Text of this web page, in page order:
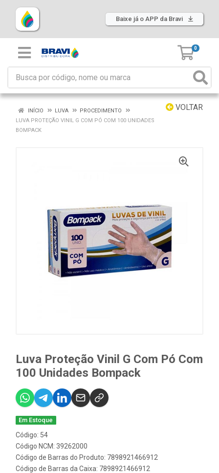
Baixe já o APP da Bravi
0
VOLTAR
INÍCIO LUVA
PROCEDIMENTO
LUVA PROTEÇÃO VINIL G COM PÓ COM 100 UNIDADES
BOMPACK
Luva Proteção Vinil G Com Pó Com
100 Unidades Bompack
Em Estoque
Código: 54
Código NCM: 39262000
Código de Barras do Produto: 7898921466912
Código de Barras da Caixa: 7898921466912